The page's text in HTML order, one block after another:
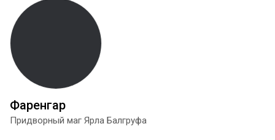
Фаренгар
Придворный маг Ярла Балгруфа